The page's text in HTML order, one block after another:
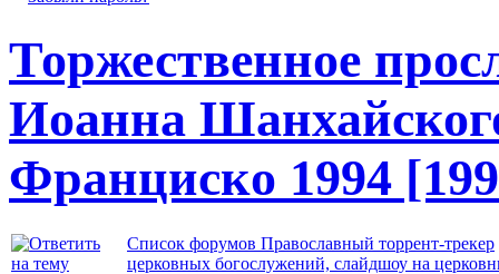
Торжественно​е
Иоанна
Франциск​о 1994
Список форумов Православный торрент-трекер
церковных богослужений, слайдшоу на